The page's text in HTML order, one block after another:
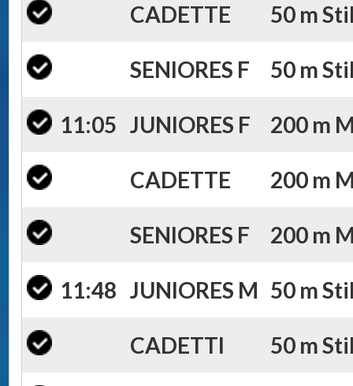
CADETTE 50 m
SENIORES F 50 m
11:05 JUNIORES F 200 m
CADETTE 200 m
SENIORES F 200 m
11:48 JUNIORES M 50 m
CADETTI 50 m